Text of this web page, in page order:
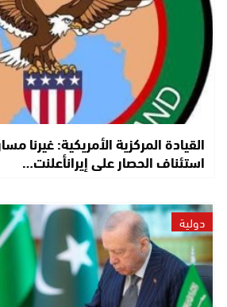
استئناف الحصار على إيرانأعلنت…
دولية